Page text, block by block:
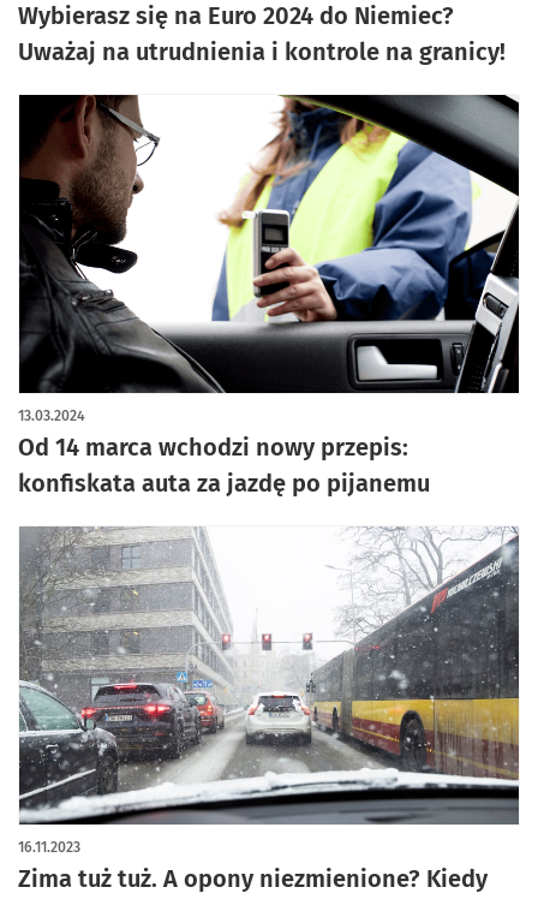
Wybierasz się na Euro 2024 do Niemiec?
Uważaj na utrudnienia i kontrole na granicy!
Od 14 marca wchodzi nowy przepis:
konfiskata auta za jazdę po pijanemu
13.03.2024
Zima tuż tuż. A opony niezmienione? Kiedy
16.11.2023